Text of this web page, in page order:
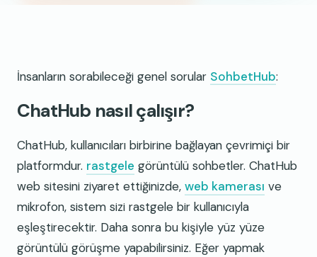
İnsanların sorabileceği genel sorular SohbetHub:
ChatHub nasıl çalışır?
ChatHub, kullanıcıları birbirine bağlayan çevrimiçi bir
platformdur. rastgele görüntülü sohbetler. ChatHub
web sitesini ziyaret ettiğinizde, web kamerası ve
mikrofon, sistem sizi rastgele bir kullanıcıyla
eşleştirecektir. Daha sonra bu kişiyle yüz yüze
görüntülü görüşme yapabilirsiniz. Eğer yapmak